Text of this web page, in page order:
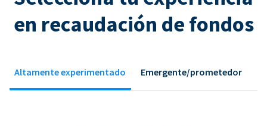
en recaudación de fondos
Altamente experimentado Emergente/prometedor